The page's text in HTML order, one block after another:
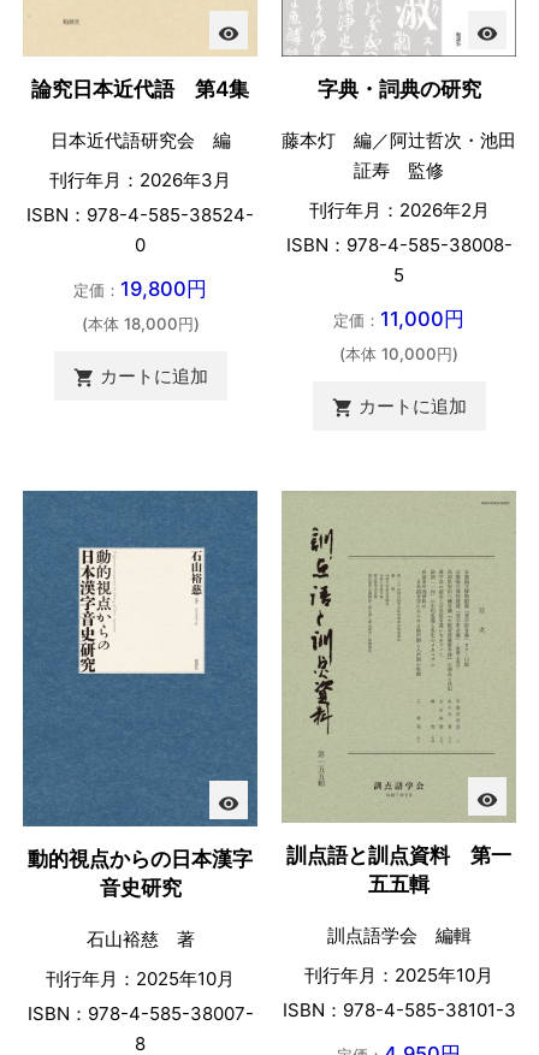
visibility
論究日本近代語 第4集
日本近代語研究会 編
刊行年月：2026年3月
ISBN：978-4-585-38524-
0
定価： 19,800円
(本体 18,000円)
 カートに追加
visibility
字典・詞典の研究
藤本灯 編／阿辻哲次・池田
証寿 監修
刊行年月：2026年2月
ISBN：978-4-585-38008-
5
定価： 11,000円
(本体 10,000円)
 カートに追加
visibility
動的視点からの日本漢字
音史研究
石山裕慈 著
刊行年月：2025年10月
ISBN：978-4-585-38007-
8
visibility
訓点語と訓点資料 第一
五五輯
訓点語学会 編輯
刊行年月：2025年10月
ISBN：978-4-585-38101-3